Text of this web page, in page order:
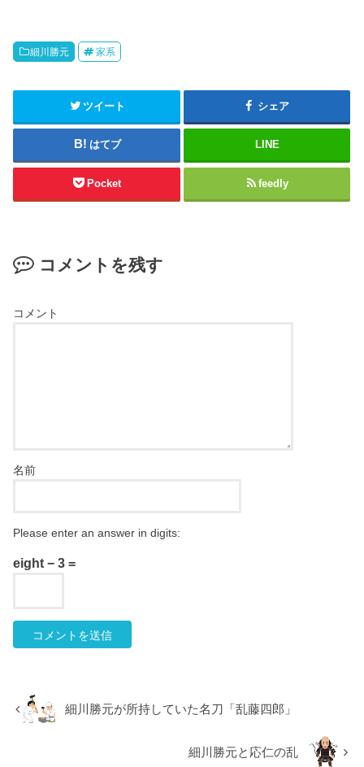
細川勝元 家系
ツイート シェア
はてブ LINE
Pocket feedly
コメントを残す
コメント
名前
Please enter an answer in digits:
eight − 3 =
細川勝元が所持していた名刀「乱藤四郎」
細川勝元と応仁の乱